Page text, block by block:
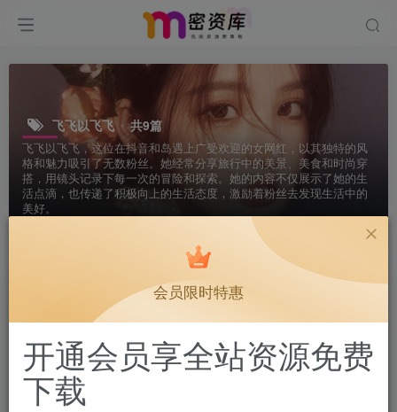
飞飞以飞飞 共9篇
飞飞以飞飞，这位在抖音和岛遇上广受欢迎的女网红，以其独特的风
格和魅力吸引了无数粉丝。她经常分享旅行中的美景、美食和时尚穿
搭，用镜头记录下每一次的冒险和探索。她的内容不仅展示了她的生
活点滴，也传递了积极向上的生活态度，激励着粉丝去发现生活中的
美好。
评论
会员限时特惠
开通会员享全站资源免费
下载